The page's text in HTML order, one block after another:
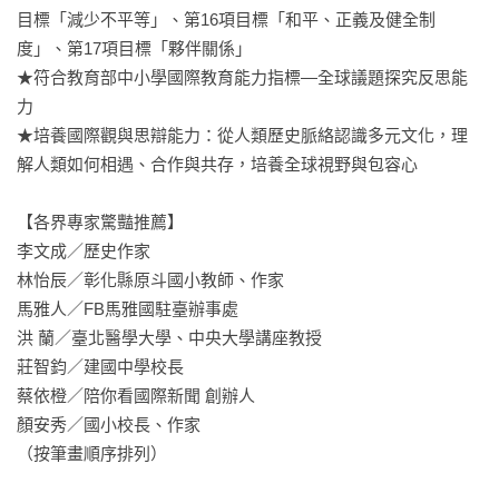
目標「減少不平等」、第16項目標「和平、正義及健全制
度」、第17項目標「夥伴關係」
★符合教育部中小學國際教育能力指標—全球議題探究反思能
力
★培養國際觀與思辯能力：從人類歷史脈絡認識多元文化，理
解人類如何相遇、合作與共存，培養全球視野與包容心
【各界專家驚豔推薦】
李文成／歷史作家
林怡辰／彰化縣原斗國小教師、作家
馬雅人／FB馬雅國駐臺辦事處
洪 蘭／臺北醫學大學、中央大學講座教授
莊智鈞／建國中學校長
蔡依橙／陪你看國際新聞 創辦人
顏安秀／國小校長、作家
（按筆畫順序排列）